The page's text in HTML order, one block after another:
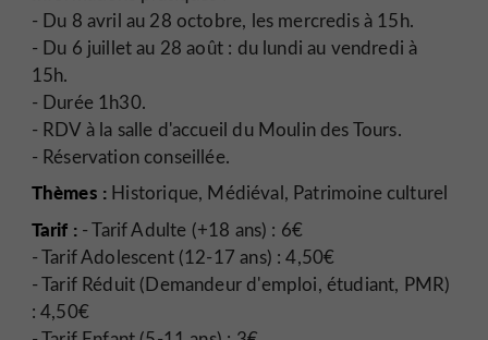
- Du 8 avril au 28 octobre, les mercredis à 15h.
- Du 6 juillet au 28 août : du lundi au vendredi à
15h.
- Durée 1h30.
- RDV à la salle d'accueil du Moulin des Tours.
- Réservation conseillée.
Thèmes : Historique, Médiéval, Patrimoine culturel
Tarif :- Tarif Adulte (+18 ans) : 6€
- Tarif Adolescent (12-17 ans) : 4,50€
- Tarif Réduit (Demandeur d'emploi, étudiant, PMR)
: 4,50€